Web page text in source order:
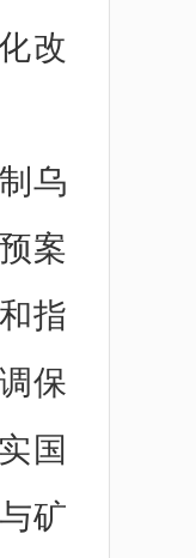
改
乌
案
指
保
国
矿